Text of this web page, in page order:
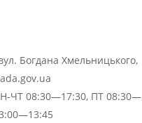
Богдана Хмельницького,
ЧТ 08:30—17:30, ПТ 08:30—